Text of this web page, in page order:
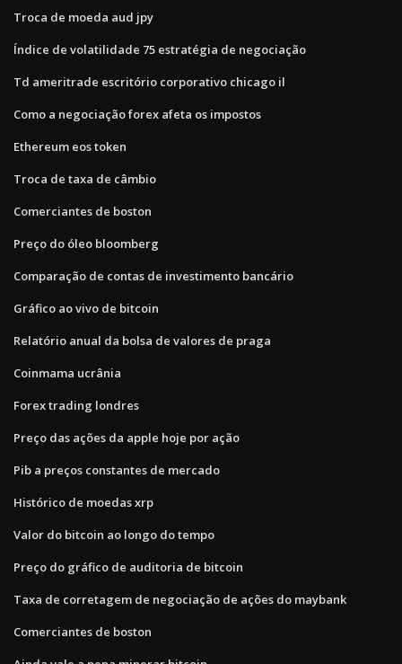
Troca de moeda aud jpy
Índice de volatilidade 75 estratégia de negociação
Td ameritrade escritório corporativo chicago il
Como a negociação forex afeta os impostos
Ethereum eos token
Troca de taxa de câmbio
Comerciantes de boston
Preço do óleo bloomberg
Comparação de contas de investimento bancário
Gráfico ao vivo de bitcoin
Relatório anual da bolsa de valores de praga
Coinmama ucrânia
Forex trading londres
Preço das ações da apple hoje por ação
Pib a preços constantes de mercado
Histórico de moedas xrp
Valor do bitcoin ao longo do tempo
Preço do gráfico de auditoria de bitcoin
Taxa de corretagem de negociação de ações do maybank
Comerciantes de boston